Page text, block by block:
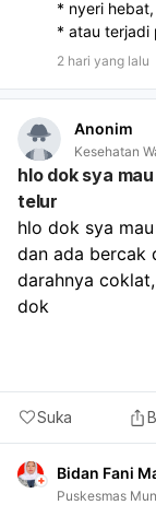
* nyeri hebat,
* atau terjadi
2 hari yang lalu
Anonim
Kesehatan
hlo dok sya
telur
hlo dok sya
dan ada bercak
darahnya
dok
Suka
Bidan Fani
Puskesmas